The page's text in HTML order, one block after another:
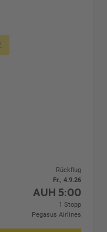
Rückflug
Fr., 4.9.26
AUH 5:00
1 Stopp
Pegasus Airlines